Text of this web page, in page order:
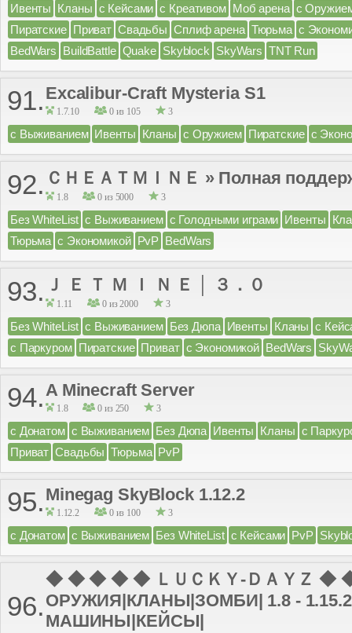
Ивенты Кланы с Кейсами с Креативом Моб арена с
Пиратские Приват Свадьбы Сплиф арена Тюрьма с
BedWars BuildBattle Quake Skyblock SkyWars TNT Run
91. Excalibur-Craft Mysteria S1
1.7.10 0 из 105 3
с Выживанием Ивенты Кланы с Оружием Пиратские с
92. ＣＨＥＡＴＭＩＮＥ » Полная
1.8 0 из 5000 3
Без WhiteList с Выживанием с Голодными играми Ивенты
Тюрьма с Экономикой PvP BedWars
93. Ｊ Ｅ Ｔ Ｍ Ｉ Ｎ Ｅ │ ３．０
1.11 0 из 2000 3
Без WhiteList с Выживанием Без Дюпа Ивенты Кланы с
с Паркуром Пиратские Приват с Экономикой BedWars
94.A Minecraft Server
1.8 0 из 250 3
с Донатом с Выживанием Без Дюпа Ивенты Кланы с
Приват Свадьбы Тюрьма PvP
95. Minegag SkyBlock 1.12.2
1.12.2 0 из 100 3
с Донатом с Выживанием Без WhiteList с Кейсами PvP
96.
◆ ◆ ◆ ◆ ◆ ＬＵＣＫＹ-ＤＡＹＺ
ОРУЖИЯ|КЛАНЫ|ЗОМБИ| 1.8 -
МАШИНЫ|КЕЙСЫ|